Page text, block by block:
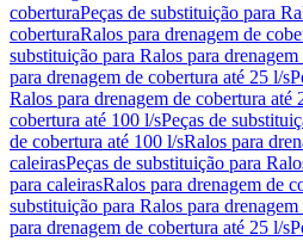
coberturaPeças de substituição para
coberturaRalos para drenagem de
substituição para Ralos para
para drenagem de cobertura até 25 l/s
Ralos para drenagem de cobertura até
cobertura até 100 l/sPeças de
de cobertura até 100 l/sRalos para
caleirasPeças de substituição para
para caleirasRalos para drenagem de
substituição para Ralos para
para drenagem de cobertura até 25 l/s